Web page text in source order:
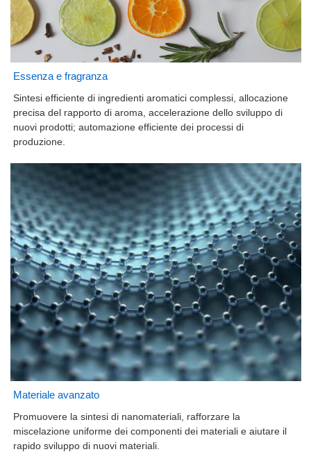
Essenza e fragranza
Sintesi efficiente di ingredienti aromatici complessi, allocazione
precisa del rapporto di aroma, accelerazione dello sviluppo di
nuovi prodotti; automazione efficiente dei processi di
produzione.
Materiale avanzato
Promuovere la sintesi di nanomateriali, rafforzare la
miscelazione uniforme dei componenti dei materiali e aiutare il
rapido sviluppo di nuovi materiali.